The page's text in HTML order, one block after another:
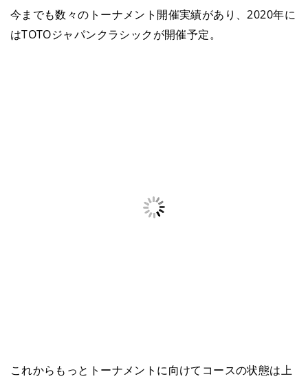
今までも数々のトーナメント開催実績があり、2020年に
はTOTOジャパンクラシックが開催予定。
これからもっとトーナメントに向けてコースの状態は上